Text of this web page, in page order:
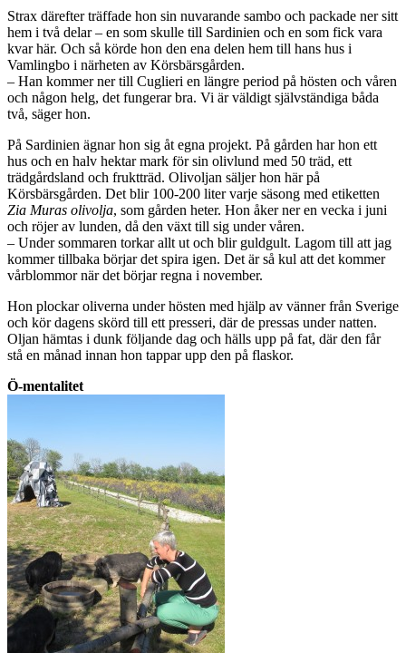
Strax därefter träffade hon sin nuvarande sambo och packade ner sitt
hem i två delar – en som skulle till Sardinien och en som fick vara
kvar här. Och så körde hon den ena delen hem till hans hus i
Vamlingbo i närheten av Körsbärsgården.
– Han kommer ner till Cuglieri en längre period på hösten och våren
och någon helg, det fungerar bra. Vi är väldigt självständiga båda
två, säger hon.
På Sardinien ägnar hon sig åt egna projekt. På gården har hon ett
hus och en halv hektar mark för sin olivlund med 50 träd, ett
trädgårdsland och fruktträd. Olivoljan säljer hon här på
Körsbärsgården. Det blir 100-200 liter varje säsong med etiketten
Zia Muras olivolja, som gården heter. Hon åker ner en vecka i juni
och röjer av lunden, då den växt till sig under våren.
– Under sommaren torkar allt ut och blir guldgult. Lagom till att jag
kommer tillbaka börjar det spira igen. Det är så kul att det kommer
vårblommor när det börjar regna i november.
Hon plockar oliverna under hösten med hjälp av vänner från Sverige
och kör dagens skörd till ett presseri, där de pressas under natten.
Oljan hämtas i dunk följande dag och hälls upp på fat, där den får
stå en månad innan hon tappar upp den på flaskor.
Ö-mentalitet